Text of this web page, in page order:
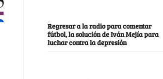
Regresar a la radio para comentar
fútbol, la solución de Iván Mejía para
luchar contra la depresión